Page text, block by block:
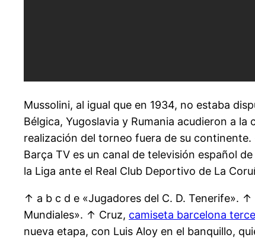
Mussolini, al igual que en 1934, no estaba
Bélgica, Yugoslavia y Rumania acudieron a
realización del torneo fuera de su continente.
Barça TV es un canal de televisión español
la Liga ante el Real Club Deportivo de La
↑ a b c d e «Jugadores del C. D. Tenerife».
Mundiales». ↑ Cruz, camiseta barcelona
nueva etapa, con Luis Aloy en el banquillo,